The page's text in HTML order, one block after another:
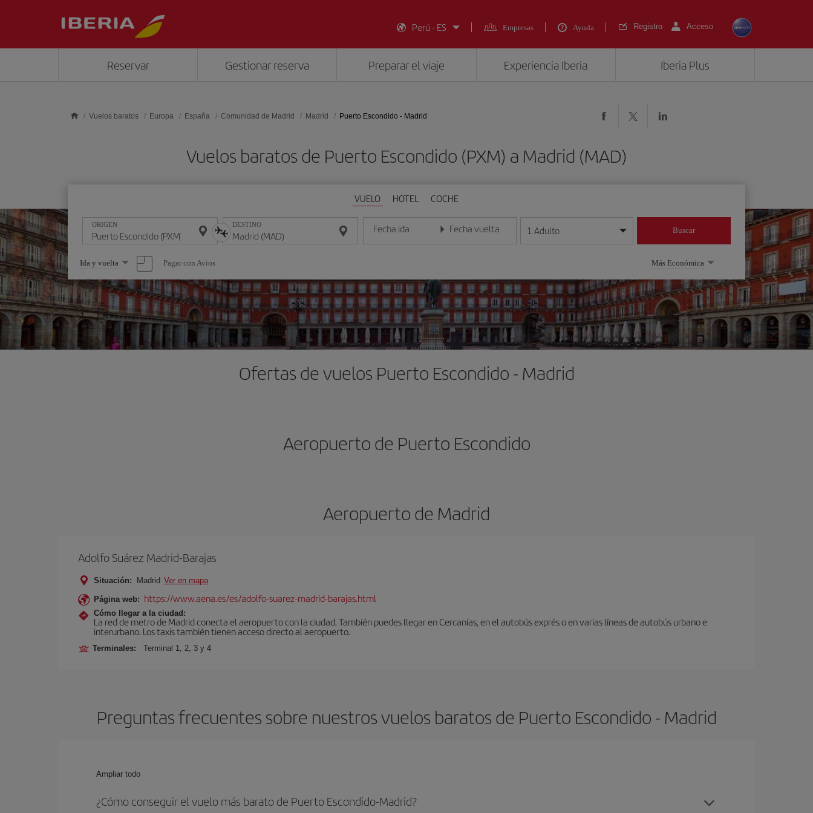
Perú - ES
Empresas Ayuda Registro Acceso
Reservar Gestionar reserva Preparar el viaje Experiencia Iberia Iberia Plus
Vuelos baratos Europa España Comunidad de Madrid Madrid Puerto Escondido - Madrid
Vuelos baratos de Puerto Escondido (PXM) a Madrid (MAD)
VUELO HOTEL COCHE
ORIGEN DESTINO Fecha ida
Introduce la fecha en formato día/mes/año
Fecha vuelta
Introduce la fecha en formato día/mes/año
1 Adulto Buscar
Seleccione
una
opción
Ida y vuelta Pagar con Avios Más Económica
Ofertas de vuelos Puerto Escondido - Madrid
Aeropuerto de Puerto Escondido
Aeropuerto de Madrid
Adolfo Suárez Madrid-Barajas
Situación: Madrid Ver en mapa
Página web: https://www.aena.es/es/adolfo-suarez-madrid-barajas.html
Cómo llegar a la ciudad:
La red de metro de Madrid conecta el aeropuerto con la ciudad. También puedes llegar en Cercanías, en el autobús exprés o en varias líneas de autobús urbano e
interurbano. Los taxis también tienen acceso directo al aeropuerto.
Terminales: Terminal 1, 2, 3 y 4
Preguntas frecuentes sobre nuestros vuelos baratos de Puerto Escondido - Madrid
Ampliar todo
¿Cómo conseguir el vuelo más barato de Puerto Escondido-Madrid?